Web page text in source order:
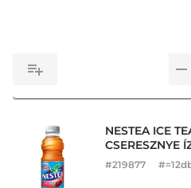
NESTEA ICE
CSERESZNYE
#219877